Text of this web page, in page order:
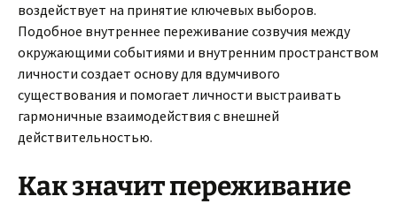
воздействует на принятие ключевых выборов.
Подобное внутреннее переживание созвучия между
окружающими событиями и внутренним пространством
личности создает основу для вдумчивого
существования и помогает личности выстраивать
гармоничные взаимодействия с внешней
действительностью.
Как значит переживание